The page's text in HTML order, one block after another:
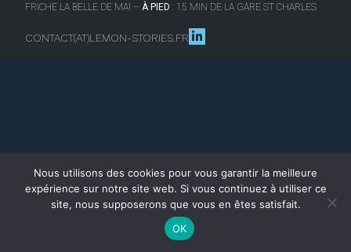
FRICHE LA BELLE DE MAI – À PIED : 15 MIN DE LA GARE ST CHARLES
CONTACT(AT)LEMON-STORIES.FR
Nous utilisons des cookies pour vous garantir la meilleure
expérience sur notre site web. Si vous continuez à utiliser ce
site, nous supposerons que vous en êtes satisfait.
OK